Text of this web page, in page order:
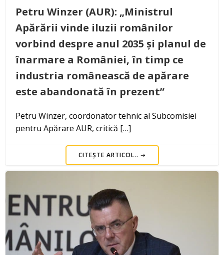
Petru Winzer (AUR): „Ministrul
Apărării vinde iluzii românilor
vorbind despre anul 2035 și planul de
înarmare a României, în timp ce
industria românească de apărare
este abandonată în prezent”
Petru Winzer, coordonator tehnic al Subcomisiei
pentru Apărare AUR, critică […]
CITEȘTE ARTICOL..